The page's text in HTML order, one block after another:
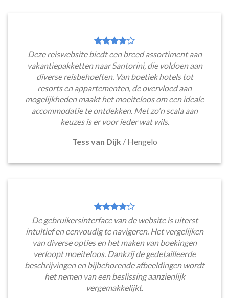
Deze reiswebsite biedt een breed assortiment aan
vakantiepakketten naar Santorini, die voldoen aan
diverse reisbehoeften. Van boetiek hotels tot
resorts en appartementen, de overvloed aan
mogelijkheden maakt het moeiteloos om een ideale
accommodatie te ontdekken. Met zo'n scala aan
keuzes is er voor ieder wat wils.
Tess van Dijk / Hengelo
De gebruikersinterface van de website is uiterst
intuïtief en eenvoudig te navigeren. Het vergelijken
van diverse opties en het maken van boekingen
verloopt moeiteloos. Dankzij de gedetailleerde
beschrijvingen en bijbehorende afbeeldingen wordt
het nemen van een beslissing aanzienlijk
vergemakkelijkt.